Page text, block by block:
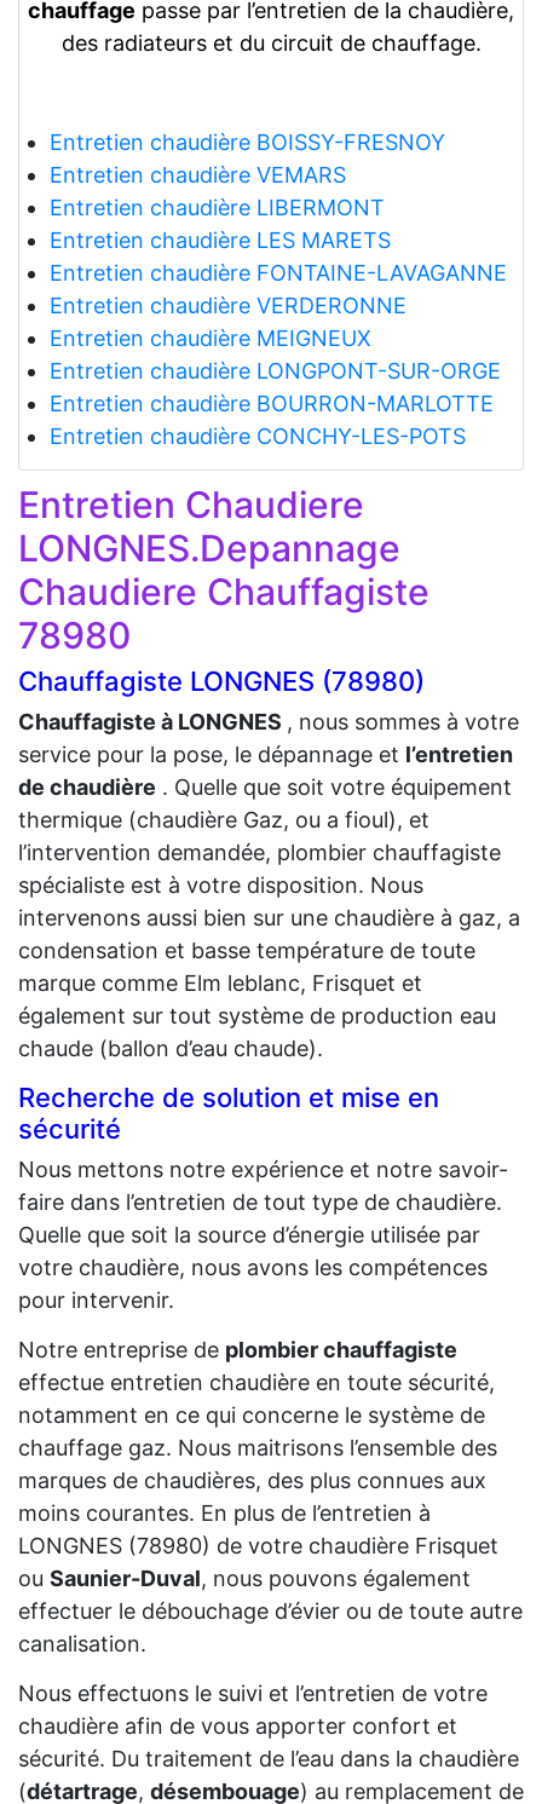
chauffage passe par l’entretien de la chaudière,
des radiateurs et du circuit de chauffage.
Entretien chaudière BOISSY-FRESNOY
Entretien chaudière VEMARS
Entretien chaudière LIBERMONT
Entretien chaudière LES MARETS
Entretien chaudière FONTAINE-LAVAGANNE
Entretien chaudière VERDERONNE
Entretien chaudière MEIGNEUX
Entretien chaudière LONGPONT-SUR-ORGE
Entretien chaudière BOURRON-MARLOTTE
Entretien chaudière CONCHY-LES-POTS
Entretien Chaudiere
LONGNES.Depannage
Chaudiere Chauffagiste
78980
Chauffagiste LONGNES (78980)
Chauffagiste à LONGNES , nous sommes à votre
service pour la pose, le dépannage et l’entretien
de chaudière . Quelle que soit votre équipement
thermique (chaudière Gaz, ou a fioul), et
l’intervention demandée, plombier chauffagiste
spécialiste est à votre disposition. Nous
intervenons aussi bien sur une chaudière à gaz, a
condensation et basse température de toute
marque comme Elm leblanc, Frisquet et
également sur tout système de production eau
chaude (ballon d’eau chaude).
Recherche de solution et mise en
sécurité
Nous mettons notre expérience et notre savoir-
faire dans l’entretien de tout type de chaudière.
Quelle que soit la source d’énergie utilisée par
votre chaudière, nous avons les compétences
pour intervenir.
Notre entreprise de plombier chauffagiste
effectue entretien chaudière en toute sécurité,
notamment en ce qui concerne le système de
chauffage gaz. Nous maitrisons l’ensemble des
marques de chaudières, des plus connues aux
moins courantes. En plus de l’entretien à
LONGNES (78980) de votre chaudière Frisquet
ou Saunier-Duval, nous pouvons également
effectuer le débouchage d’évier ou de toute autre
canalisation.
Nous effectuons le suivi et l’entretien de votre
chaudière afin de vous apporter confort et
sécurité. Du traitement de l’eau dans la chaudière
(détartrage, désembouage) au remplacement de